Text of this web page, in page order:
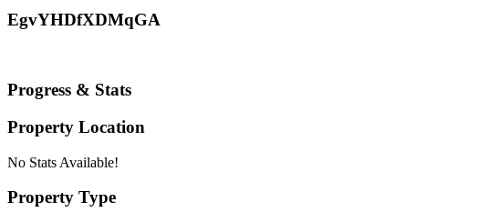
EgvYHDfXDMqGA
Progress & Stats
Property Location
No Stats Available!
Property Type